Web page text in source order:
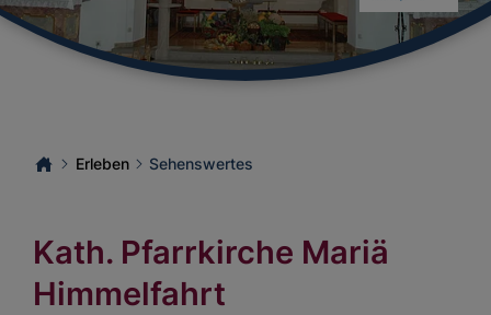
Sehenswertes
Erleben
Kath. Pfarrkirche Mariä
Himmelfahrt